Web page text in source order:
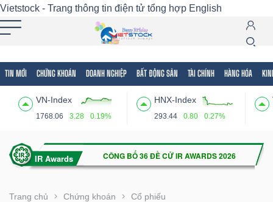
Vietstock - Trang thông tin điện tử tổng hợp English
TIN MỚI CHỨNG KHOÁN DOANH NGHIỆP BẤT ĐỘNG SẢN TÀI CHÍNH HÀNG HÓA
VN-Index
1768.06 3.28 0.19%
HNX-Index
293.44 0.80 0.27%
Trang chủ Chứng khoán Cổ phiếu
Tất cả Tính năng Ngành Mã chứng khoán
Tính
(-)
VIETSTOCK